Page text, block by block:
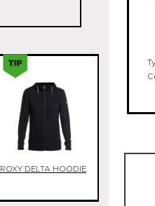
ROXY DELTA HOODIE